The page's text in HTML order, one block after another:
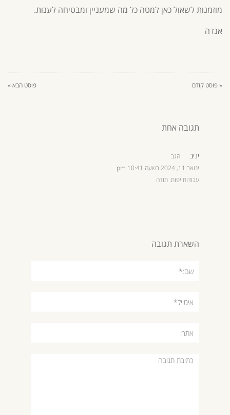
מוזמנות לשאול כאן למטה כל מה שמעניין ומבטיחה לענות.
אנדה
« פוסט קודם פוסט הבא »
תגובה אחת
יניב
הגב
ינואר 11, 2024 בשעה 10:41 pm
עבודות יפות. תודה
השארת תגובה
תגובה